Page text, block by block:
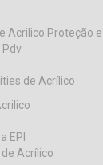
Acrilico Proteção
Pdv
de Acrílico
EPI
Acrílico